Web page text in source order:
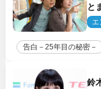
と
はエ
告白－25年目の秘密－
鈴